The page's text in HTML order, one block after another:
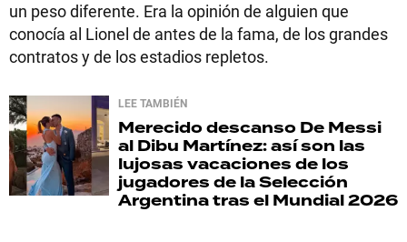
un peso diferente. Era la opinión de alguien que
conocía al Lionel de antes de la fama, de los grandes
contratos y de los estadios repletos.
LEE TAMBIÉN
Merecido descanso De Messi
al Dibu Martínez: así son las
lujosas vacaciones de los
jugadores de la Selección
Argentina tras el Mundial 2026